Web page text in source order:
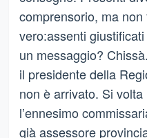
comprensorio, ma
vero:assenti
un messaggio?
il presidente della
non è arrivato. Si
l’ennesimo
già assessore